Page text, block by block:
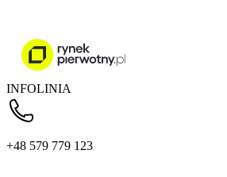
INFOLINIA
+48 579 779 123